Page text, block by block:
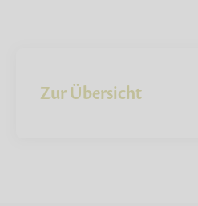
Zur Übersicht